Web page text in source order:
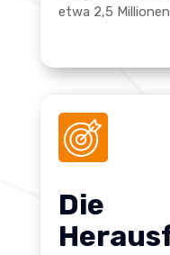
etwa 2,5
Die